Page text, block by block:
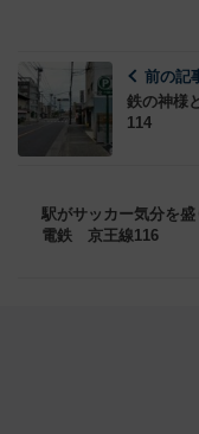
前の記
鉄の神様
114
駅がサッカー気分を
電鉄 京王線116